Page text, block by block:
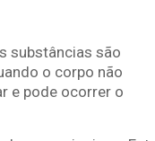
substâncias são
o corpo não
e pode ocorrer o